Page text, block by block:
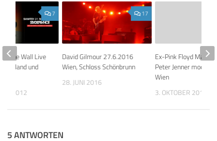
17
David Gilmour 27.6.2016
Wien, Schloss Schönbrunn
28. JUNI 2016
Ex-Pink Floyd
Peter Jenner
Wien
3. OKTOBER 2013
7
The Wall Live
und
2012
5 ANTWORTEN